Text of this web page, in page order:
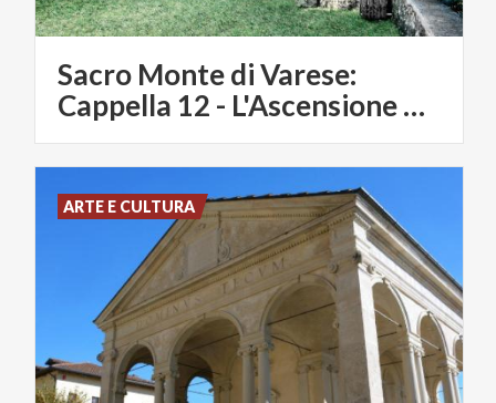
Sacro Monte di Varese:
Cappella 12 - L'Ascensione di Cristo
ARTE E CULTURA